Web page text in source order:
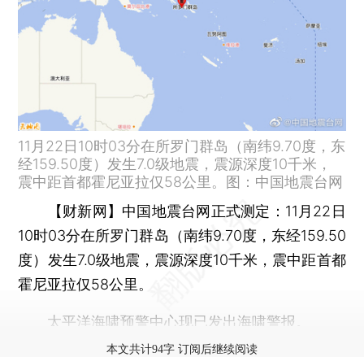
11月22日10时03分在所罗门群岛（南纬9.70度，东
经159.50度）发生7.0级地震，震源深度10千米，
震中距首都霍尼亚拉仅58公里。图：中国地震台网
【财新网】 中国地震台网正式测定：11月22日
10时03分在所罗门群岛（南纬9.70度，东经159.50
度）发生7.0级地震，震源深度10千米，震中距首都
霍尼亚拉仅58公里。
太平洋海啸预警中心现已发出海啸警报。
本文共计94字 订阅后继续阅读